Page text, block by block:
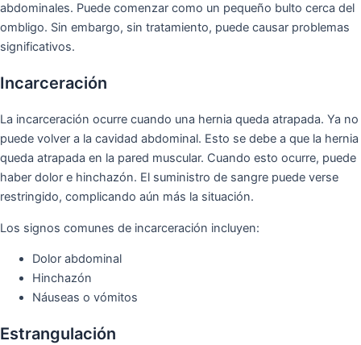
abdominales. Puede comenzar como un pequeño bulto cerca del
ombligo. Sin embargo, sin tratamiento, puede causar problemas
significativos.
Incarceración
La incarceración ocurre cuando una hernia queda atrapada. Ya no
puede volver a la cavidad abdominal. Esto se debe a que la hernia
queda atrapada en la pared muscular. Cuando esto ocurre, puede
haber dolor e hinchazón. El suministro de sangre puede verse
restringido, complicando aún más la situación.
Los signos comunes de incarceración incluyen:
Dolor abdominal
Hinchazón
Náuseas o vómitos
Estrangulación